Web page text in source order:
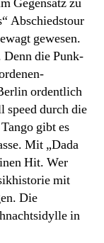
Gegensatz zu
Abschiedstour
gewesen.
Denn die Punk-
ordentlich
durch die
gibt es
Mit „Dada
Hit. Wer
mit
Die
in